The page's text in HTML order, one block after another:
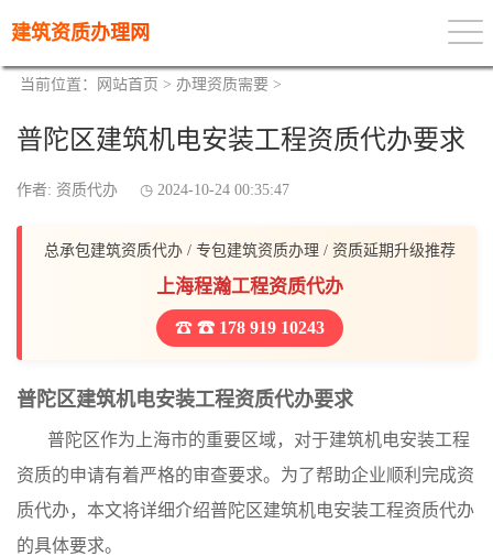
建筑资质办理网
当前位置： 网站首页 > 办理资质需要 >
普陀区建筑机电安装工程资质代办要求
作者: 资质代办 2024-10-24 00:35:47
总承包建筑资质代办 / 专包建筑资质办理 / 资质延期升级推荐
上海程瀚工程资质代办
☎ 178 919 10243
普陀区建筑机电安装工程资质代办要求
普陀区作为上海市的重要区域，对于建筑机电安装工程
资质的申请有着严格的审查要求。为了帮助企业顺利完成资
质代办，本文将详细介绍普陀区建筑机电安装工程资质代办
的具体要求。